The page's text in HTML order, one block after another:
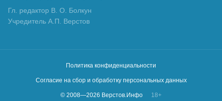
Гл. редактор В. О. Болкун
Учредитель А.П. Верстов
Политика конфиденциальности
Согласие на сбор и обработку персональных данных
© 2008—2026 Верстов.Инфо 18+